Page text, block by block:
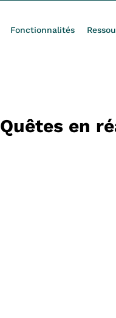
Fonctionnalités
Quêtes en